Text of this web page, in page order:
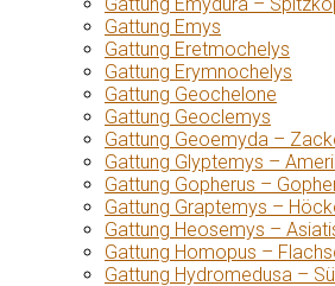
Gattung Emys
Gattung Eretmochelys
Gattung Erymnochelys
Gattung Geochelone
Gattung Geoclemys
Gattung Geoemyda –
Gattung Glyptemys –
Gattung Gopherus –
Gattung Graptemys –
Gattung Heosemys –
Gattung Homopus –
Gattung Hydromedusa –